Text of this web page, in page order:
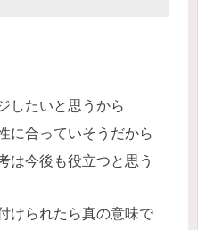
したいと思うから
に合っていそうだから
は今後も役立つと思う
けられたら真の意味で